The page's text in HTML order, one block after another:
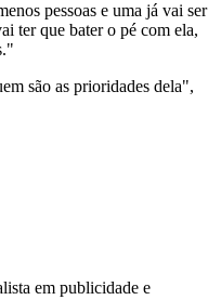
pessoas e uma já vai ser
ter que bater o pé com ela,
são as prioridades dela",
em publicidade e